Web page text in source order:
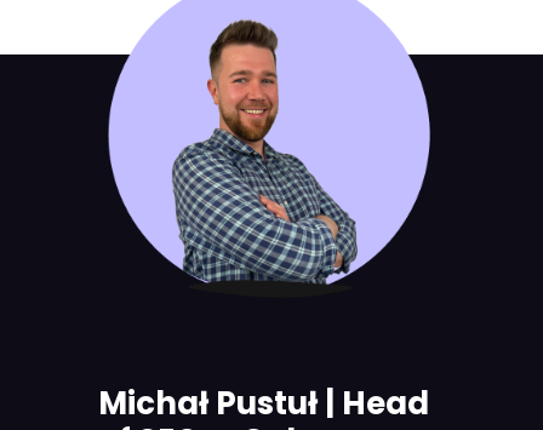
Michał Pustuł | Head